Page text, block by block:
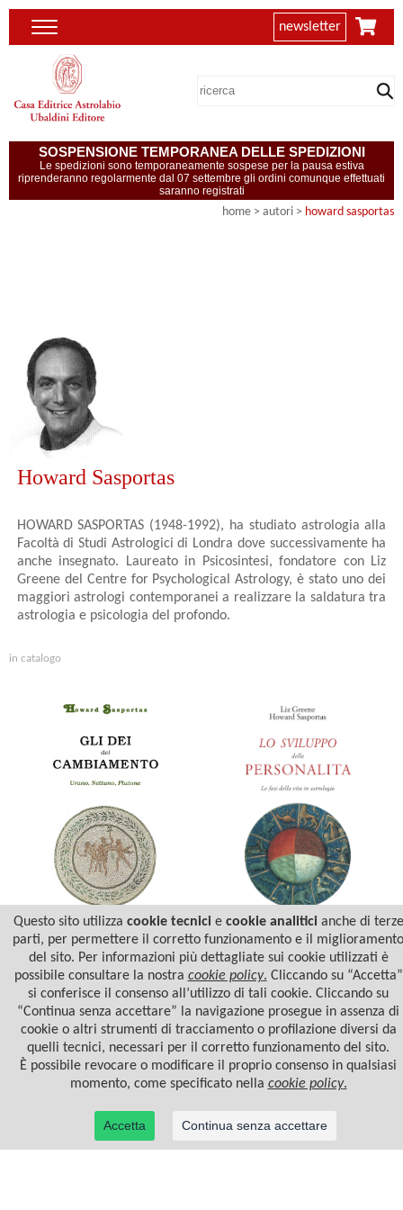
newsletter
SOSPENSIONE TEMPORANEA DELLE SPEDIZIONI
Le spedizioni sono temporaneamente sospese per la pausa estiva
riprenderanno regolarmente dal 07 settembre gli ordini comunque effettuati
saranno registrati
home > autori > howard sasportas
Howard Sasportas
HOWARD SASPORTAS (1948-1992), ha studiato astrologia alla
Facoltà di Studi Astrologici di Londra dove successivamente ha
anche insegnato. Laureato in Psicosintesi, fondatore con Liz
Greene del Centre for Psychological Astrology, è stato uno dei
maggiori astrologi contemporanei a realizzare la saldatura tra
astrologia e psicologia del profondo.
in catalogo
GLI DEI DEL
CAMBIAMENTO
LO SVILUPPO DELLA
PERSONALITÀ
Questo sito utilizza cookie tecnicie cookie analiticianche di terze
parti, per permettere il corretto funzionamento e il miglioramento
del sito. Per informazioni più dettagliate sui cookie utilizzati è
possibile consultare la nostra cookie policy. Cliccando su “Accetta”
si conferisce il consenso all’utilizzo di tali cookie. Cliccando su
“Continua senza accettare” la navigazione prosegue in assenza di
cookie o altri strumenti di tracciamento o profilazione diversi da
quelli tecnici, necessari per il corretto funzionamento del sito.
È possibile revocare o modificare il proprio consenso in qualsiasi
momento, come specificato nella cookie policy.
Accetta Continua senza accettare